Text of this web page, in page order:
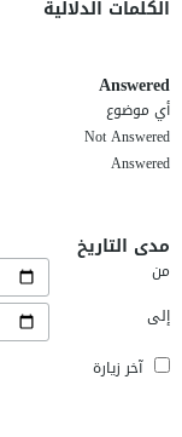
الكلمات الدلالية
Answered
أي موضوع
Not Answered
Answered
مدى التاريخ
من
إلى
آخر زيارة